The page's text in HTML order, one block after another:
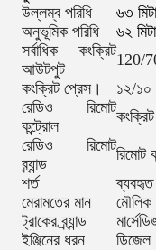
উল্লম্ব পরিধি
৬৩
অনুভূমিক পরিধি
৬২
সর্বাধিক কংক্রিট
আউটপুট
120/
কংক্রিট প্রেস।
১২/১০
রেডিও রিমোট
কন্ট্রোল
রেডিও রিমোট
ব্র্যান্ড
রিমোট
শর্ত
ব্যবহৃত
মেরামতের মান
মৌলিক
ট্রাকের ব্র্যান্ড
ইঞ্জিনের ধরন
ডিজেল